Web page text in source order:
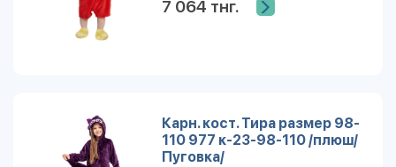
7 064 тнг.
Карн. кост. Тира размер 98-
110 977 к-23-98-110 /плюш/
Пуговка/